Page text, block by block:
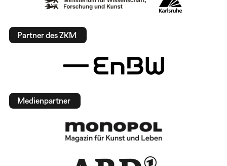
Partner des ZKM
Medienpartner